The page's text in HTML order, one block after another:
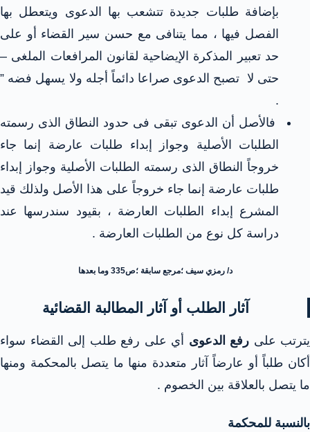
بإضافة طلبات جديدة تتشعب بها الدعوى ويتعطل بها
الفصل فيها ، مما يتنافى مع حسن سير القضاء أو على
حد تعبير المذكرة الإيضاحية لقانون المرافعات الملغى –
حتى لا تصبح الدعوى صراعا دائماً أجله ولا يسهل فضه ”
.
فالأصل أن الدعوى تبقى فى حدود النطاق الذى رسمته
الطلبات الأصلية وجواز إبداء طلبات عارضة إنما جاء
خروجاً النطاق الذى رسمته الطلبات الأصلية وجواز إبداء
طلبات عارضة إنما جاء خروجاً على هذا الأصل ولذلك قيد
المشرع إبداء الطلبات العارضة ، بقيود سندرسها عند
دراسة كل نوع من الطلبات العارضة .
د/ رمزي سيف ؛مرجع سابقة ؛ص335 وما بعدها
آثار الطلب أو آثار المطالبة القضائية
يترتب على رفع الدعوى أي على رفع طلب إلى القضاء سواء
أكان طلباً أو عارضاً آثار متعددة منها ما يتصل بالمحكمة ومنها
ما يتصل بالعلاقة بين الخصوم .
بالنسبة للمحكمة